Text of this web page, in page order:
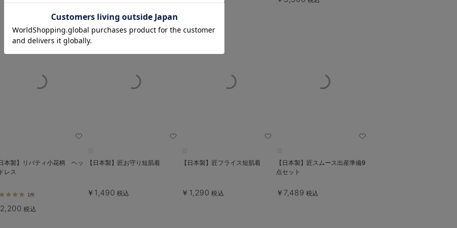
日本製】リバティ小花柄 ヘッ
レス
1件
税込
【日本製】匠お守り短肌着
￥1,490 税込
【日本製】匠フライス短肌着
￥1,290 税込
【日本製】匠スムース出産準備9
点セット
￥7,489 税込
お気に入り商品を確認する